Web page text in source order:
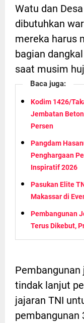
Watu dan
dibutuhkan
mereka harus
bagian
saat musim
Baca juga:
Kodim 1426/
Jembatan
Persen
Pangdam
Penghargaan
Inspiratif 2026
Pasukan Elite
Makassar di
Pembangunan
Terus Dikebut,
tindak lanjut
jajaran TNI
pembangunan